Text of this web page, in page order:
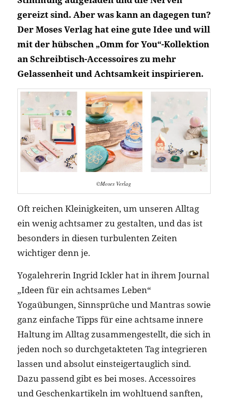
gereizt sind. Aber was kann an dagegen tun?
Der Moses Verlag hat eine gute Idee und will
mit der hübschen „Omm for You“-Kollektion
an Schreibtisch-Accessoires zu mehr
Gelassenheit und Achtsamkeit inspirieren.
©Moses Verlag
Oft reichen Kleinigkeiten, um unseren Alltag
ein wenig achtsamer zu gestalten, und das ist
besonders in diesen turbulenten Zeiten
wichtiger denn je.
Yogalehrerin Ingrid Ickler hat in ihrem Journal
„Ideen für ein achtsames Leben“
Yogaübungen, Sinnsprüche und Mantras sowie
ganz einfache Tipps für eine achtsame innere
Haltung im Alltag zusammengestellt, die sich in
jeden noch so durchgetakteten Tag integrieren
lassen und absolut einsteigertauglich sind.
Dazu passend gibt es bei moses. Accessoires
und Geschenkartikeln im wohltuend sanften,